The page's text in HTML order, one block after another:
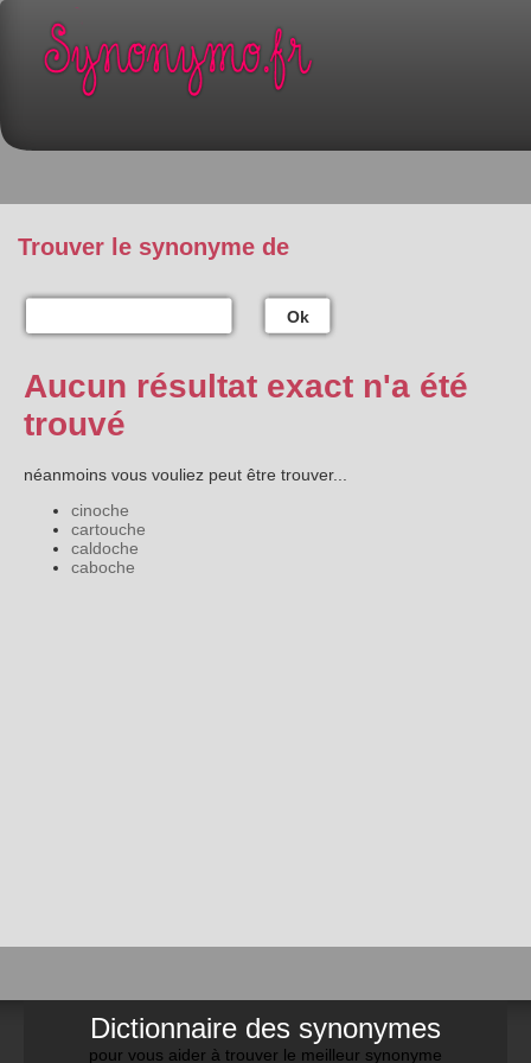
Trouver le synonyme de
Ok
Aucun résultat exact n'a été
trouvé
néanmoins vous vouliez peut être trouver...
cinoche
cartouche
caldoche
caboche
Dictionnaire des synonymes
pour vous aider à trouver le meilleur synonyme